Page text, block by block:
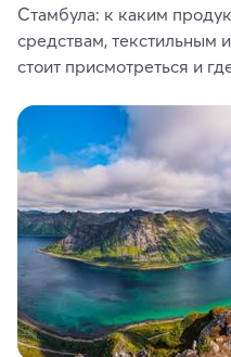
Стамбула: к каким
средствам, текстильным
стоит присмотреться и
керамики и изделий из
аутентичных лавках — в
память о путешествии.